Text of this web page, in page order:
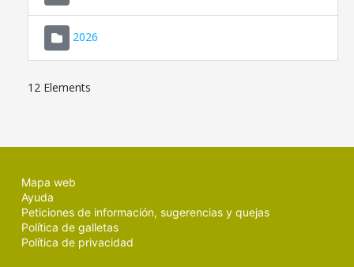
2026
12 Elements
Mapa web
Ayuda
Peticiones de información, sugerencias y quejas
Política de galletas
Política de privacidad